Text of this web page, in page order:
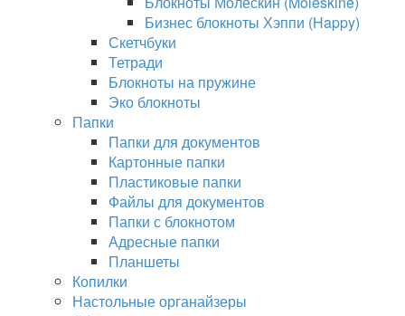
Бизнес блокноты Хэппи (Happy)
Скетчбуки
Тетради
Блокноты на пружине
Эко блокноты
Папки
Папки для документов
Картонные папки
Пластиковые папки
Файлы для документов
Папки с блокнотом
Адресные папки
Планшеты
Копилки
Настольные органайзеры